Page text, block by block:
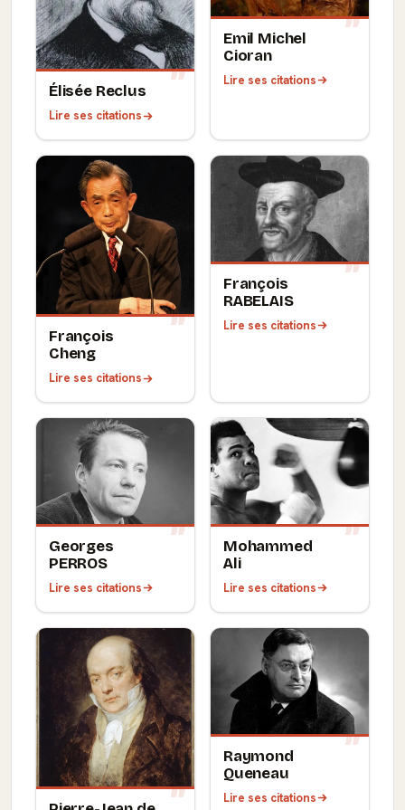
Élisée Reclus
Lire ses citations
Emil Michel
Cioran
Lire ses citations
François
Cheng
Lire ses citations
François
RABELAIS
Lire ses citations
Georges
PERROS
Lire ses citations
Mohammed
Ali
Lire ses citations
Raymond
Queneau
Lire ses citations